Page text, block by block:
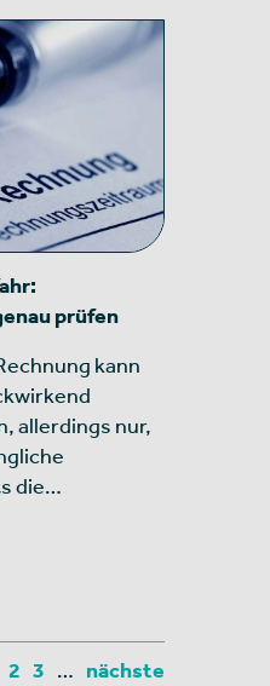
prüfen
kann
allerdings nur,
die…
2 3 … nächste